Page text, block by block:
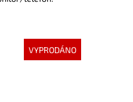
VYPRODÁNO